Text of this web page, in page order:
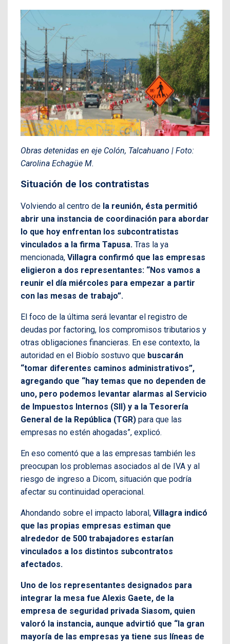
Obras detenidas en eje Colón, Talcahuano | Foto:
Carolina Echagüe M.
Situación de los contratistas
Volviendo al centro de la reunión, ésta permitió
abrir una instancia de coordinación para abordar
lo que hoy enfrentan los subcontratistas
vinculados a la firma Tapusa. Tras la ya
mencionada, Villagra confirmó que las empresas
eligieron a dos representantes: “Nos vamos a
reunir el día miércoles para empezar a partir
con las mesas de trabajo”.
El foco de la última será levantar el registro de
deudas por factoring, los compromisos tributarios y
otras obligaciones financieras. En ese contexto, la
autoridad en el Biobío sostuvo que buscarán
“tomar diferentes caminos administrativos”,
agregando que “hay temas que no dependen de
uno, pero podemos levantar alarmas al Servicio
de Impuestos Internos (SII) y a la Tesorería
General de la República (TGR) para que las
empresas no estén ahogadas”, explicó.
En eso comentó que a las empresas también les
preocupan los problemas asociados al de IVA y al
riesgo de ingreso a Dicom, situación que podría
afectar su continuidad operacional.
Ahondando sobre el impacto laboral, Villagra indicó
que las propias empresas estiman que
alrededor de 500 trabajadores estarían
vinculados a los distintos subcontratos
afectados.
Uno de los representantes designados para
integrar la mesa fue Alexis Gaete, de la
empresa de seguridad privada Siasom, quien
valoró la instancia, aunque advirtió que “la gran
mayoría de las empresas ya tiene sus líneas de